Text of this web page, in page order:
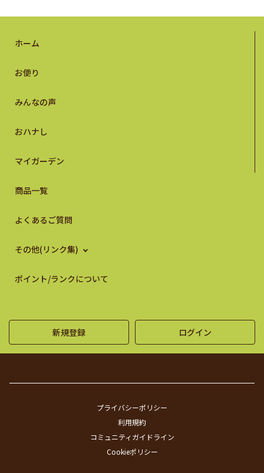
ホーム
お便り
みんなの声
おハナし
マイガーデン
商品一覧
よくあるご質問
その他(リンク集)
ポイント/ランクについて
新規登録 ログイン
プライバシーポリシー
利用規約
コミュニティガイドライン
Cookieポリシー